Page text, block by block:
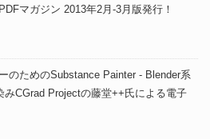
マガジン 2013年2月-3月版発行！
のためのSubstance Painter - Blender系
みCGrad Projectの藤堂++氏による電子